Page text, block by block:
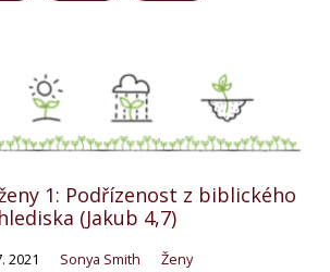
1: Podřízenost z biblického
hlediska (Jakub 4,7)
2021 Sonya Smith
Ženy